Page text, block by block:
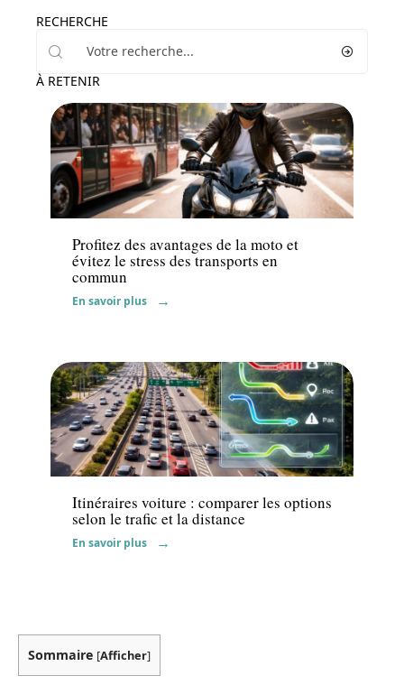
RECHERCHE
À RETENIR
Moto
Profitez des avantages de la moto et
évitez le stress des transports en
commun
En savoir plus
Actu
Itinéraires voiture : comparer les options
selon le trafic et la distance
En savoir plus
Sommaire [Afficher]